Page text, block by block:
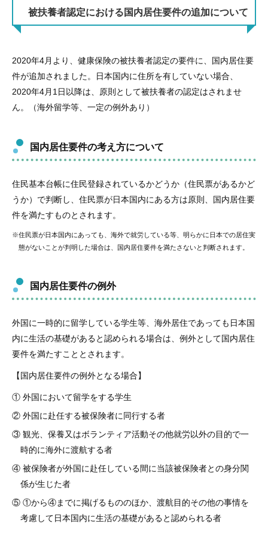
被扶養者認定における国内居住要件の追加について
2020年4月より、健康保険の被扶養者認定の要件に、国内居住要
件が追加されました。日本国内に住所を有していない場合、
2020年4月1日以降は、原則として被扶養者の認定はされませ
ん。（海外留学等、一定の例外あり）
国内居住要件の考え方について
住民基本台帳に住民登録されているかどうか（住民票があるかど
うか）で判断し、住民票が日本国内にある方は原則、国内居住要
件を満たすものとされます。
※住民票が日本国内にあっても、海外で就労している等、明らかに日本での居住実
態がないことが判明した場合は、国内居住要件を満たさないと判断されます。
国内居住要件の例外
外国に一時的に留学している学生等、海外居住であっても日本国
内に生活の基礎があると認められる場合は、例外として国内居住
要件を満たすこととされます。
【国内居住要件の例外となる場合】
① 外国において留学をする学生
② 外国に赴任する被保険者に同行する者
③ 観光、保養又はボランティア活動その他就労以外の目的で一
時的に海外に渡航する者
④ 被保険者が外国に赴任している間に当該被保険者との身分関
係が生じた者
⑤ ①から④までに掲げるもののほか、渡航目的その他の事情を
考慮して日本国内に生活の基礎があると認められる者